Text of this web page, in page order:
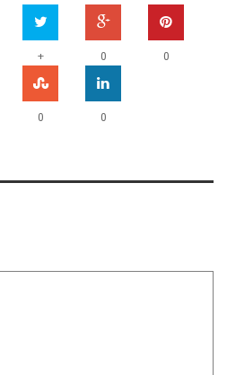
+ 0 0
0 0